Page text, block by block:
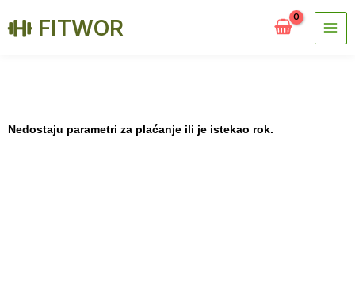
садржајFITWOR
Nedostaju parametri za plaćanje ili je istekao rok.